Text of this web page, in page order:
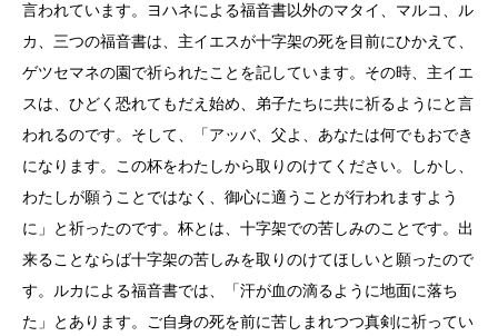
言われています。ヨハネによる福音書以外のマタイ、マルコ、ル
カ、三つの福音書は、主イエスが十字架の死を目前にひかえて、
ゲツセマネの園で祈られたことを記しています。その時、主イエ
スは、ひどく恐れてもだえ始め、弟子たちに共に祈るようにと言
われるのです。そして、「アッバ、父よ、あなたは何でもおでき
になります。この杯をわたしから取りのけてください。しかし、
わたしが願うことではなく、御心に適うことが行われますよう
に」と祈ったのです。杯とは、十字架での苦しみのことです。出
来ることならば十字架の苦しみを取りのけてほしいと願ったので
す。ルカによる福音書では、「汗が血の滴るように地面に落ち
た」とあります。ご自身の死を前に苦しまれつつ真剣に祈ってい